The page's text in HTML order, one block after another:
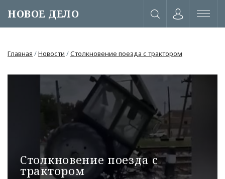
НОВОЕ ДЕЛО
Главная /Новости /Столкновение поезда с трактором
Столкновение поезда с
трактором